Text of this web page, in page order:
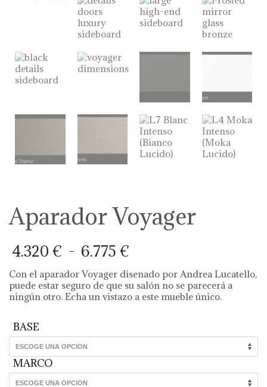
Aparador Voyager
4.320 € - 6.775 €
precios:
desde
4.320 €
hasta
Con el aparador Voyager disenado por Andrea Lucatello,
puede estar seguro de que su salón no se parecerá a
ningún otro. Echa un vistazo a este mueble único.
BASE
MARCO